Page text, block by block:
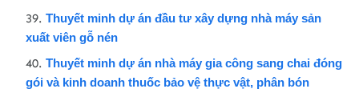
Thuyết minh dự án đầu tư xây dựng nhà máy sản
xuất viên gỗ nén
Thuyết minh dự án nhà máy gia công sang chai đóng
gói và kinh doanh thuốc bảo vệ thực vật, phân bón